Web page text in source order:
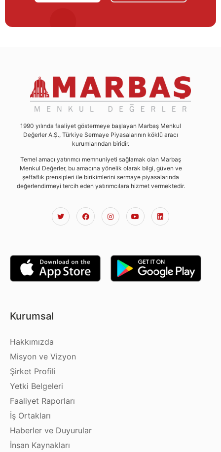
1990 yılında faaliyet göstermeye başlayan Marbaş Menkul
Değerler A.Ş., Türkiye Sermaye Piyasalarının köklü aracı
kurumlarından biridir.
Temel amacı yatırımcı memnuniyeti sağlamak olan Marbaş
Menkul Değerler, bu amacına yönelik olarak bilgi, güven ve
şeffaflık prensipleri ile birikimlerini sermaye piyasalarında
değerlendirmeyi tercih eden yatırımcılara hizmet vermektedir.
Kurumsal
Hakkımızda
Misyon ve Vizyon
Şirket Profili
Yetki Belgeleri
Faaliyet Raporları
İş Ortakları
Haberler ve Duyurular
İnsan Kaynakları